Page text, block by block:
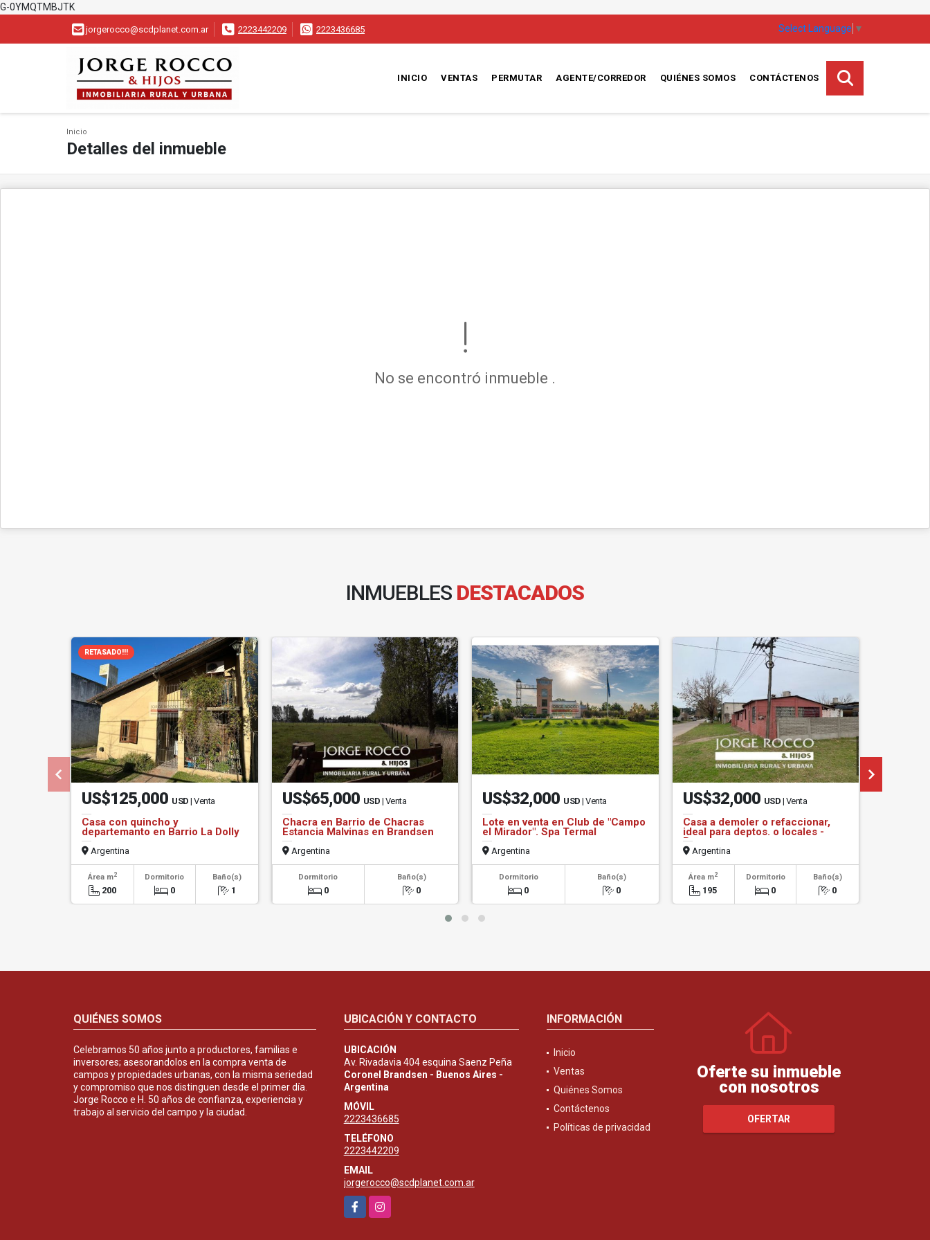
G-0YMQTMBJTK
jorgerocco@scdplanet.com.ar 2223442209 2223436685 Select Language ▼
INICIO VENTAS PERMUTAR AGENTE/CORREDOR QUIÉNES SOMOS CONTÁCTENOS
Inicio
Detalles del inmueble
No se encontró inmueble .
INMUEBLES DESTACADOS
RETASADO!!!
US$125,000 USD | Venta
Casa con quincho y
departemanto en Barrio La Dolly
Argentina
Área m2
200
Dormitorio
0
Baño(s)
1
US$65,000 USD | Venta
Chacra en Barrio de Chacras
Estancia Malvinas en Brandsen
Argentina
Dormitorio
0
Baño(s)
0
US$32,000 USD | Venta
Lote en venta en Club de "Campo
el Mirador". Spa Termal
Argentina
Dormitorio
0
Baño(s)
0
US$32,000 USD | Venta
Casa a demoler o refaccionar,
ideal para deptos. o locales -
Brandsen
Argentina
Área m2
195
Dormitorio
0
Baño(s)
0
QUIÉNES SOMOS
Celebramos 50 años junto a productores, familias e
inversores; asesorandolos en la compra venta de
campos y propiedades urbanas, con la misma seriedad
y compromiso que nos distinguen desde el primer día.
Jorge Rocco e H. 50 años de confianza, experiencia y
trabajo al servicio del campo y la ciudad.
UBICACIÓN Y CONTACTO
UBICACIÓN
Av. Rivadavia 404 esquina Saenz Peña
Coronel Brandsen - Buenos Aires -
Argentina
MÓVIL
2223436685
TELÉFONO
2223442209
EMAIL
jorgerocco@scdplanet.com.ar
FacebookInstagram
INFORMACIÓN
Inicio
Ventas
Quiénes Somos
Contáctenos
Políticas de privacidad
Oferte su inmueble
con nosotros
OFERTAR